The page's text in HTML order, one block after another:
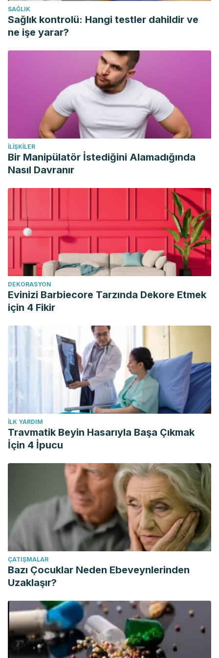
Revenga F. Las verrugas. Medicina Integral. 2001; 37(9):
395-403.
SAĞLIK
Sağlık kontrolü: Hangi testler dahildir ve
ne işe yarar?
İLIŞKILER
Bir Manipülatör İstediğini Alamadığında
Nasıl Davranır
DEKORASYON
Evinizi Barbiecore Tarzında Dekore Etmek
için 4 Fikir
İLK YARDIM
Travmatik Beyin Hasarıyla Başa Çıkmak
İçin 4 İpucu
ÇATIŞMALAR
Bazı Çocuklar Neden Ebeveynlerinden
Uzaklaşır?